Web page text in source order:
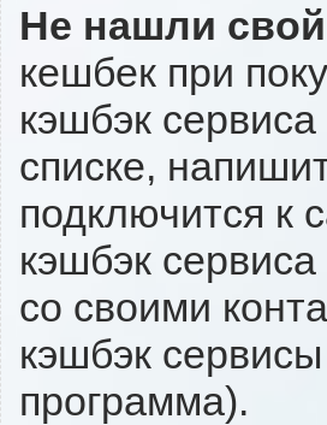
Не нашли
кешбек при
кэшбэк
списке,
подключится к
кэшбэк
со своими
кэшбэк
программа).